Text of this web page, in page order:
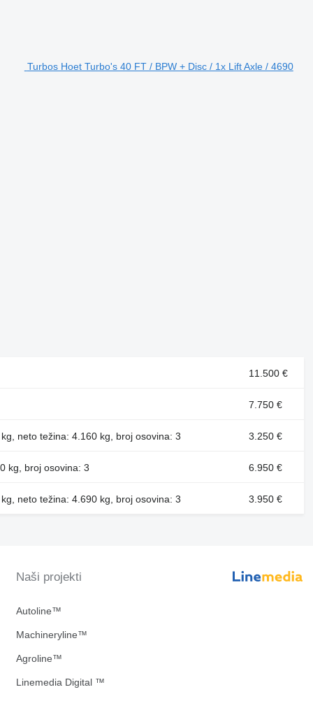
Turbos Hoet Turbo's 40 FT / BPW + Disc / 1x Lift Axle / 4690
11.500 €
7.750 €
neto težina: 4.160 kg, broj osovina: 3 3.250 €
kg, broj osovina: 3 6.950 €
neto težina: 4.690 kg, broj osovina: 3 3.950 €
Naši projekti
Autoline™
Machineryline™
Agroline™
Linemedia Digital ™